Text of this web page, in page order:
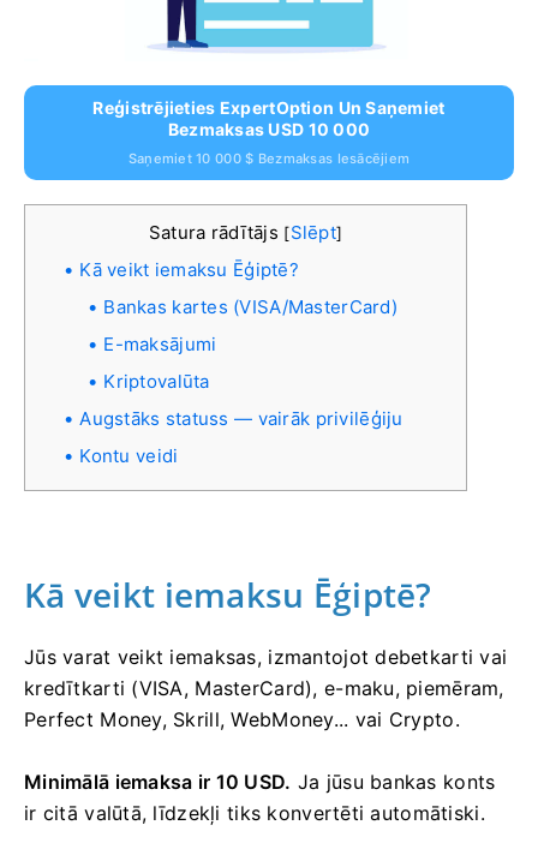
Reģistrējieties ExpertOption Un Saņemiet
Bezmaksas USD 10 000
Saņemiet 10 000 $ Bezmaksas Iesācējiem
Satura rādītājs [Slēpt]
Kā veikt iemaksu Ēģiptē?
Bankas kartes (VISA/MasterCard)
E-maksājumi
Kriptovalūta
Augstāks statuss — vairāk privilēģiju
Kontu veidi
Kā veikt iemaksu Ēģiptē?
Jūs varat veikt iemaksas, izmantojot debetkarti vai
kredītkarti (VISA, MasterCard), e-maku, piemēram,
Perfect Money, Skrill, WebMoney... vai Crypto.
Minimālā iemaksa ir 10 USD. Ja jūsu bankas konts
ir citā valūtā, līdzekļi tiks konvertēti automātiski.